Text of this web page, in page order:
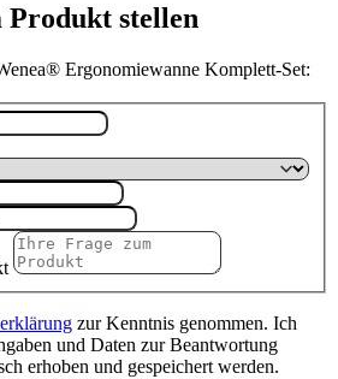
stellen
Ergonomiewanne Komplett-Set:
zur Kenntnis genommen. Ich
und Daten zur Beantwortung
erhoben und gespeichert werden.